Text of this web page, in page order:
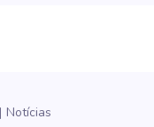
Notícias